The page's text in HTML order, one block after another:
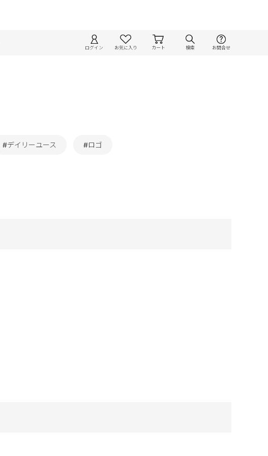
ログイン お気に入り カート 検索 お問合せ
#デイリーユース #ロゴ